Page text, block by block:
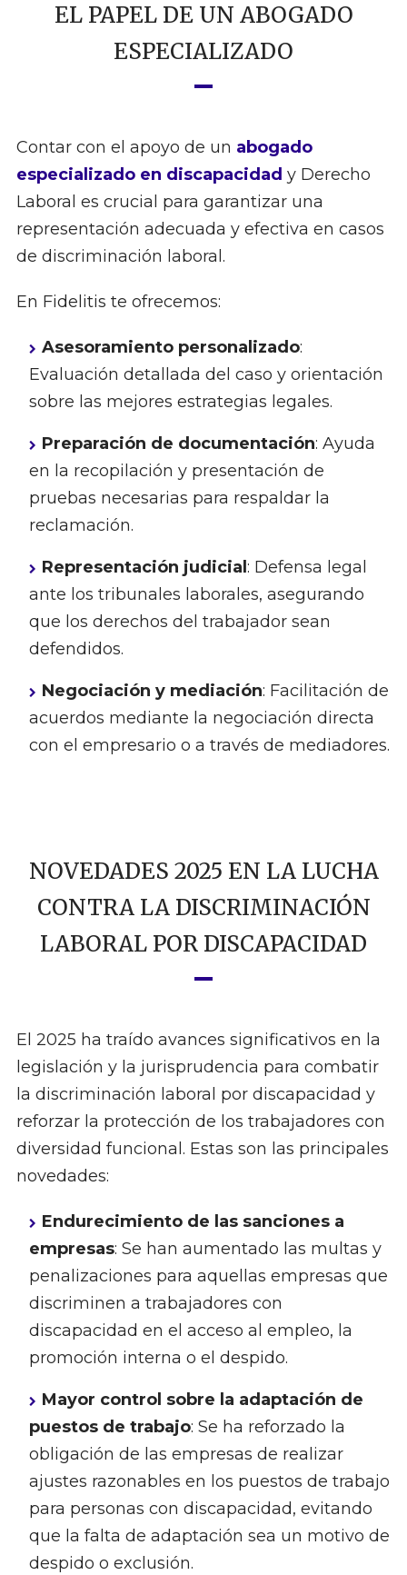
EL PAPEL DE UN ABOGADO
ESPECIALIZADO
Contar con el apoyo de un abogado
especializado en discapacidad y Derecho
Laboral es crucial para garantizar una
representación adecuada y efectiva en casos
de discriminación laboral.
En Fidelitis te ofrecemos:
Asesoramiento personalizado:
Evaluación detallada del caso y orientación
sobre las mejores estrategias legales.
Preparación de documentación: Ayuda
en la recopilación y presentación de
pruebas necesarias para respaldar la
reclamación.
Representación judicial : Defensa legal
ante los tribunales laborales, asegurando
que los derechos del trabajador sean
defendidos.
Negociación y mediación: Facilitación de
acuerdos mediante la negociación directa
con el empresario o a través de mediadores.
NOVEDADES 2025 EN LA LUCHA
CONTRA LA DISCRIMINACIÓN
LABORAL POR DISCAPACIDAD
El 2025 ha traído avances significativos en la
legislación y la jurisprudencia para combatir
la discriminación laboral por discapacidad y
reforzar la protección de los trabajadores con
diversidad funcional. Estas son las principales
novedades:
Endurecimiento de las sanciones a
empresas: Se han aumentado las multas y
penalizaciones para aquellas empresas que
discriminen a trabajadores con
discapacidad en el acceso al empleo, la
promoción interna o el despido.
Mayor control sobre la adaptación de
puestos de trabajo: Se ha reforzado la
obligación de las empresas de realizar
ajustes razonables en los puestos de trabajo
para personas con discapacidad, evitando
que la falta de adaptación sea un motivo de
despido o exclusión.